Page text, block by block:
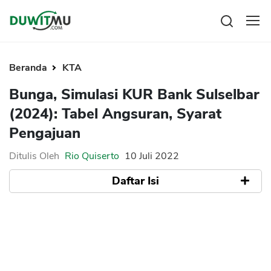
Saham
Bitcoin
Investasi
Pengeluaran
Asuransi
Rencana Keuangan
Mengelola keuangan
Kartu Kredit
KPR
KTA
Pinjaman Online
Hutang
Pinjaman
Kartu Kredit
Beranda KTA
Bunga, Simulasi KUR Bank Sulselbar
(2024): Tabel Angsuran, Syarat
Pengajuan
Ditulis Oleh Rio Quiserto 10 Juli 2022
Daftar Isi